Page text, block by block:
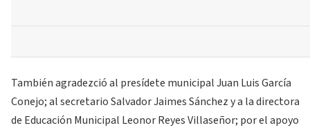
También agradezció al presídete municipal Juan Luis García
Conejo; al secretario Salvador Jaimes Sánchez y a la directora
de Educación Municipal Leonor Reyes Villaseñor; por el apoyo